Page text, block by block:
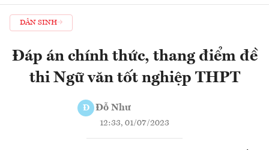
DÂN SINH
Đáp án chính thức, thang điểm đề
thi Ngữ văn tốt nghiệp THPT
Đ Đỗ Như
12:33, 01/07/2023